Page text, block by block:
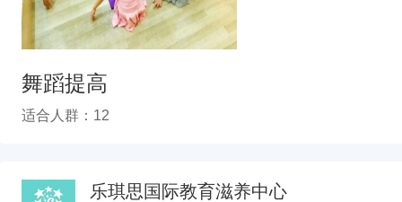
舞蹈提高
适合人群：12
乐琪思国际教育滋养中心